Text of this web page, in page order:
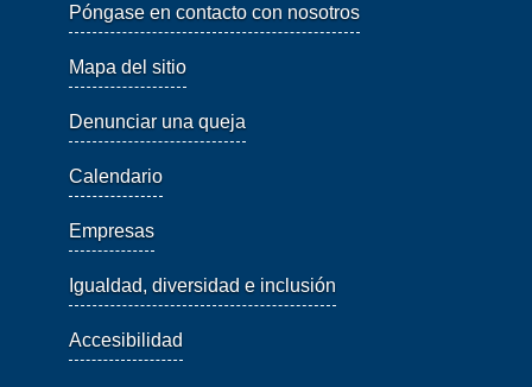
Póngase en contacto con nosotros
Mapa del sitio
Denunciar una queja
Calendario
Empresas
Igualdad, diversidad e inclusión
Accesibilidad